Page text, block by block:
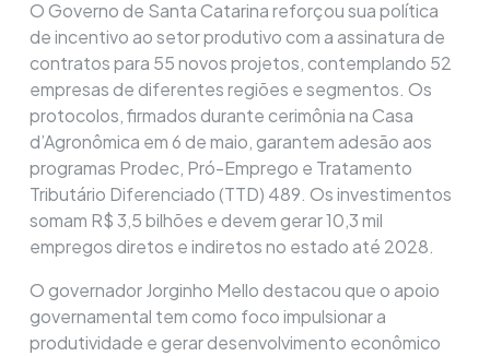
O Governo de Santa Catarina reforçou sua política
de incentivo ao setor produtivo com a assinatura de
contratos para 55 novos projetos, contemplando 52
empresas de diferentes regiões e segmentos. Os
protocolos, firmados durante cerimônia na Casa
d’Agronômica em 6 de maio, garantem adesão aos
programas Prodec, Pró-Emprego e Tratamento
Tributário Diferenciado (TTD) 489. Os investimentos
somam R$ 3,5 bilhões e devem gerar 10,3 mil
empregos diretos e indiretos no estado até 2028.
O governador Jorginho Mello destacou que o apoio
governamental tem como foco impulsionar a
produtividade e gerar desenvolvimento econômico